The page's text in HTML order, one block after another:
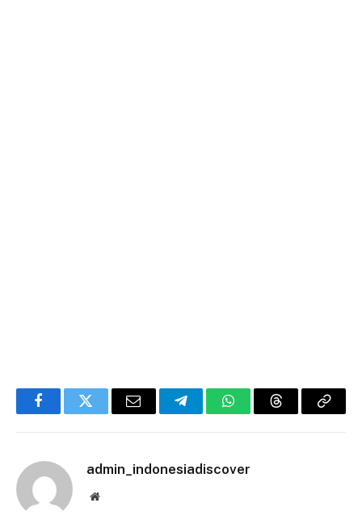
FacebookTwitter Email TelegramWhatsAppThreadsCopy
admin_indonesiadiscover
Website